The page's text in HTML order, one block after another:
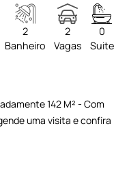
2
Banheiro
2
Vagas
0
Suite
142 M² - Com
uma visita e confira